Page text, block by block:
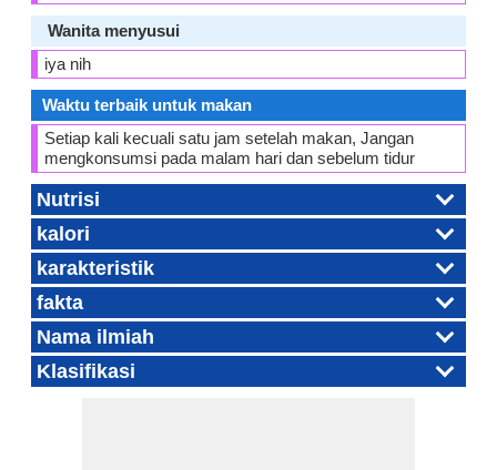
Wanita menyusui
iya nih
Waktu terbaik untuk makan
Setiap kali kecuali satu jam setelah makan, Jangan
mengkonsumsi pada malam hari dan sebelum tidur
Nutrisi
kalori
karakteristik
fakta
Nama ilmiah
Klasifikasi